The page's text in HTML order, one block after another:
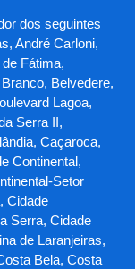
dos seguintes
André Carloni,
Fátima,
Belvedere,
Lagoa,
Serra II,
Caçaroca,
Continental,
Setor
Cidade
Serra, Cidade
de Laranjeiras,
Bela, Costa